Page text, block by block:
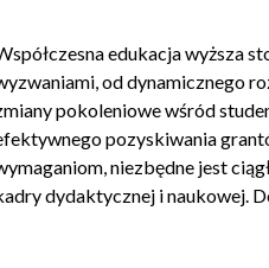
edukacja wyższa
od dynamicznego
pokoleniowe wśród
pozyskiwania
niezbędne jest
dydaktycznej i naukowej.